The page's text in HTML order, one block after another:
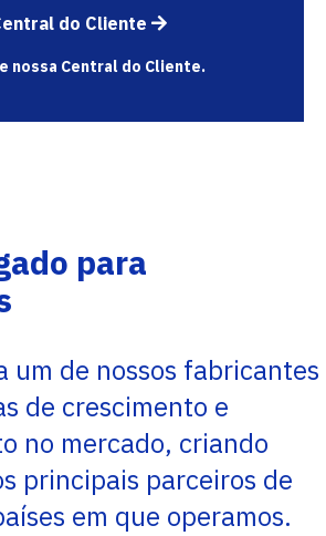
do Cliente
nossa Central do Cliente.
para
um de nossos fabricantes
de crescimento e
no mercado, criando
principais parceiros de
em que operamos.